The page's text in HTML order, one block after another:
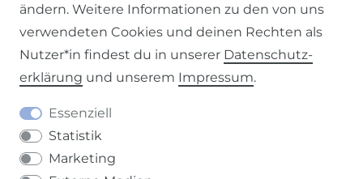
Barrierefreiheitserklärung Widerrufs­recht
VERTRAG WIDERRUFEN
ändern. Weitere Informationen zu den von uns
verwendeten Cookies und deinen Rechten als
Nutzer*in findest du in unserer Daten­schutz­
erklärung und unserem Impressum.
Essenziell
Statistik
Marketing